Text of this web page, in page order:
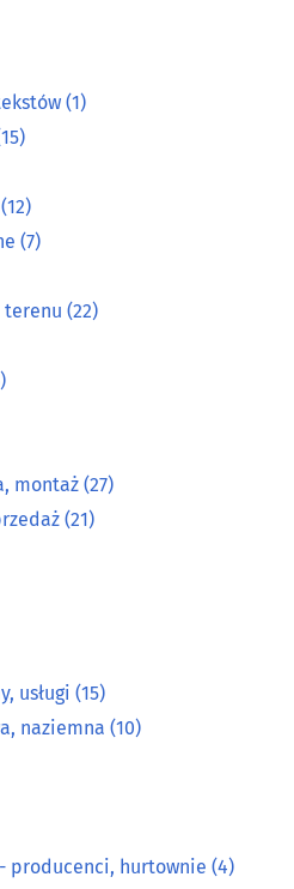
hurtownie
i bankietów
(1)
(7)
(1)
(12)
(7)
terenu (22)
montaż (27)
(21)
usługi (15)
naziemna (10)
producenci, hurtownie (4)